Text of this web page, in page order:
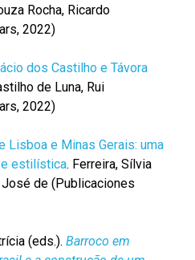
Rocha, Ricardo
2022)
dos Castilho e Távora
de Luna, Rui
2022)
Lisboa e Minas Gerais: uma
e estilística. Ferreira, Sílvia
de (Publicaciones
(eds.). Barroco em